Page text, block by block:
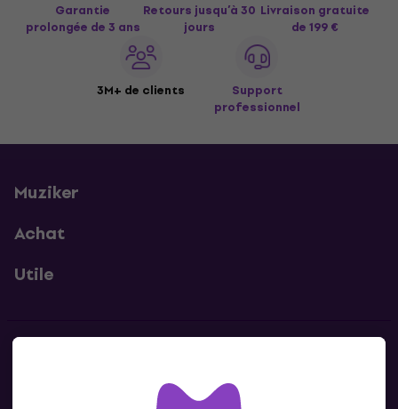
Garantie
prolongée de 3 ans
Retours jusqu’à 30
jours
Livraison gratuite
de 199 €
3M+ de clients
Support
professionnel
Muziker
Achat
Utile
Contacte nous